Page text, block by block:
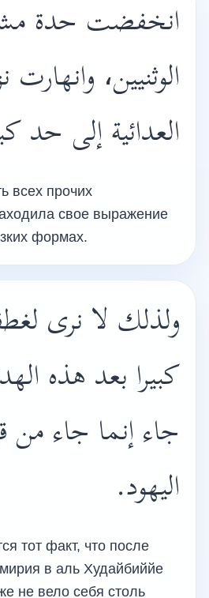
انخفضت حدة
الوثنيين، وانهارت
العدائية إلى حد
всех прочих
свое выражение
формах.
ولذلك لا نرى
كبيرا بعد هذه
جاء إنما جاء من
اليهود.
тот факт, что после
в аль Худайбиййе
не вело себя столь